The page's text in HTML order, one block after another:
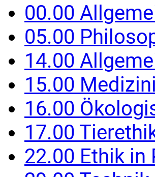
00.00
05.00
14.00
15.00
16.00
17.00
22.00 Ethik